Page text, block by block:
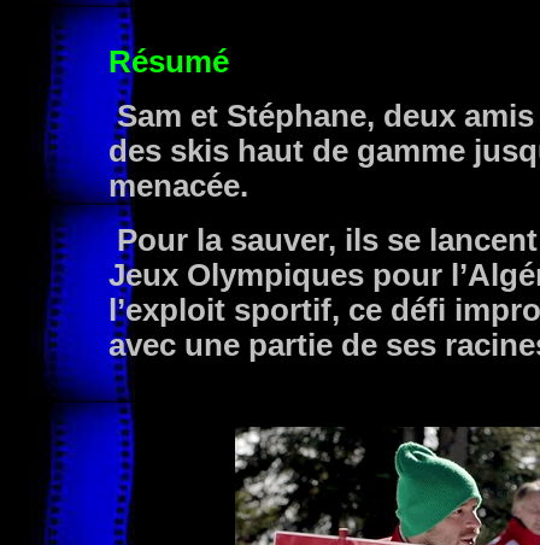
Résumé
Sam et Stéphane, deux
des skis haut de gamme
menacée.
Pour la sauver, ils se
Jeux Olympiques pour
l’exploit sportif, ce défi
avec une partie de ses